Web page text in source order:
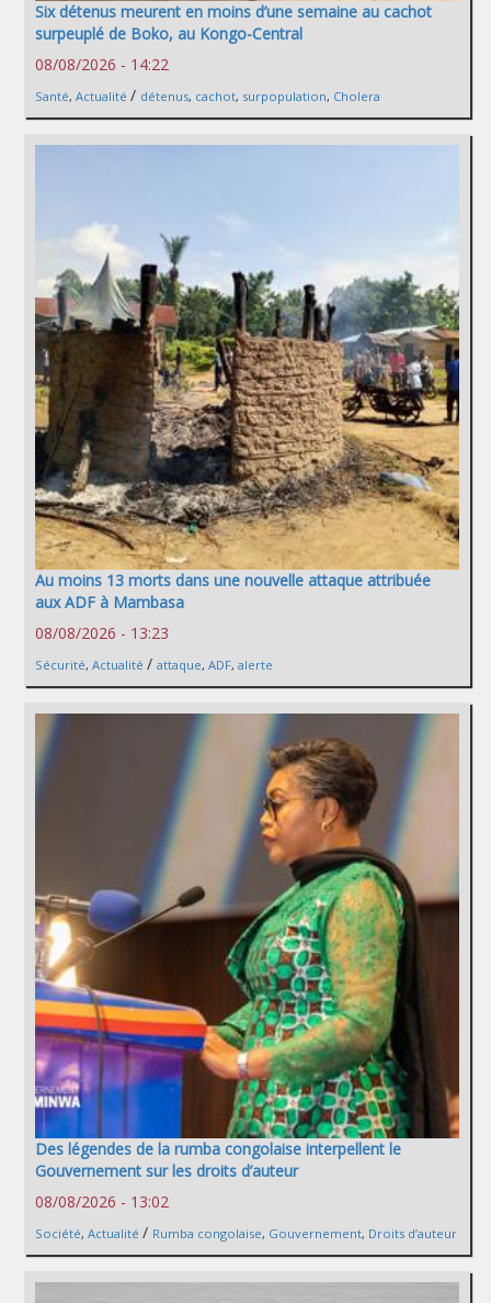
Six détenus meurent en moins d’une semaine au cachot
surpeuplé de Boko, au Kongo-Central
08/08/2026 - 14:22
Santé, Actualité / détenus, cachot, surpopulation, Cholera
Au moins 13 morts dans une nouvelle attaque attribuée
aux ADF à Mambasa
08/08/2026 - 13:23
Sécurité, Actualité / attaque, ADF, alerte
Des légendes de la rumba congolaise interpellent le
Gouvernement sur les droits d’auteur
08/08/2026 - 13:02
Société, Actualité / Rumba congolaise, Gouvernement, Droits d’auteur